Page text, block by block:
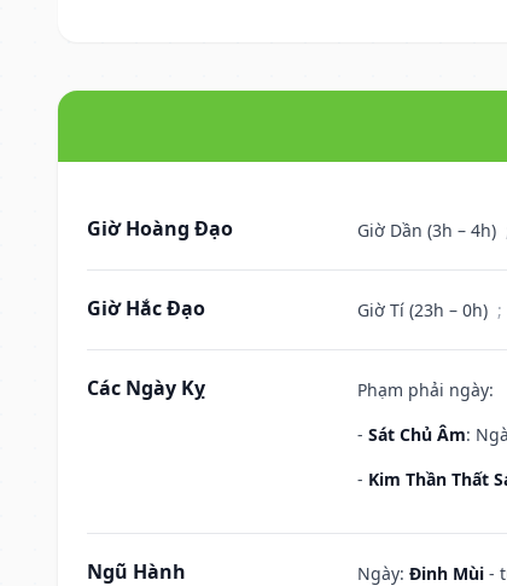
Giờ Hoàng Đạo Giờ Dần (3h – 4h)
Giờ Hắc Đạo Giờ Tí (23h – 0h) ;
Các Ngày Kỵ
Phạm phải ngày:
- Sát Chủ Âm:
- Kim Thần Thất
Ngũ Hành Ngày: Đinh Mùi -